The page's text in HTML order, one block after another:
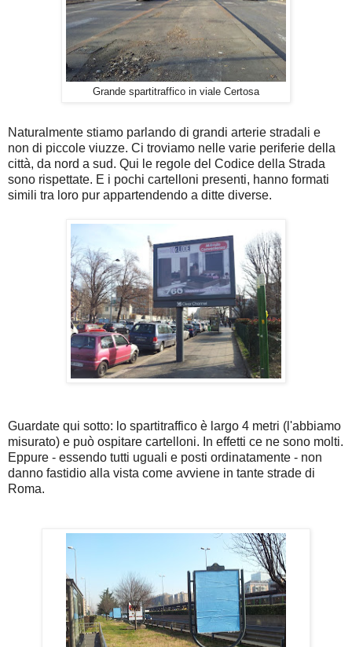
Grande spartitraffico in viale Certosa
Naturalmente stiamo parlando di grandi arterie stradali e
non di piccole viuzze. Ci troviamo nelle varie periferie della
città, da nord a sud. Qui le regole del Codice della Strada
sono rispettate. E i pochi cartelloni presenti, hanno formati
simili tra loro pur appartendendo a ditte diverse.
Guardate qui sotto: lo spartitraffico è largo 4 metri (l'abbiamo
misurato) e può ospitare cartelloni. In effetti ce ne sono molti.
Eppure - essendo tutti uguali e posti ordinatamente - non
danno fastidio alla vista come avviene in tante strade di
Roma.